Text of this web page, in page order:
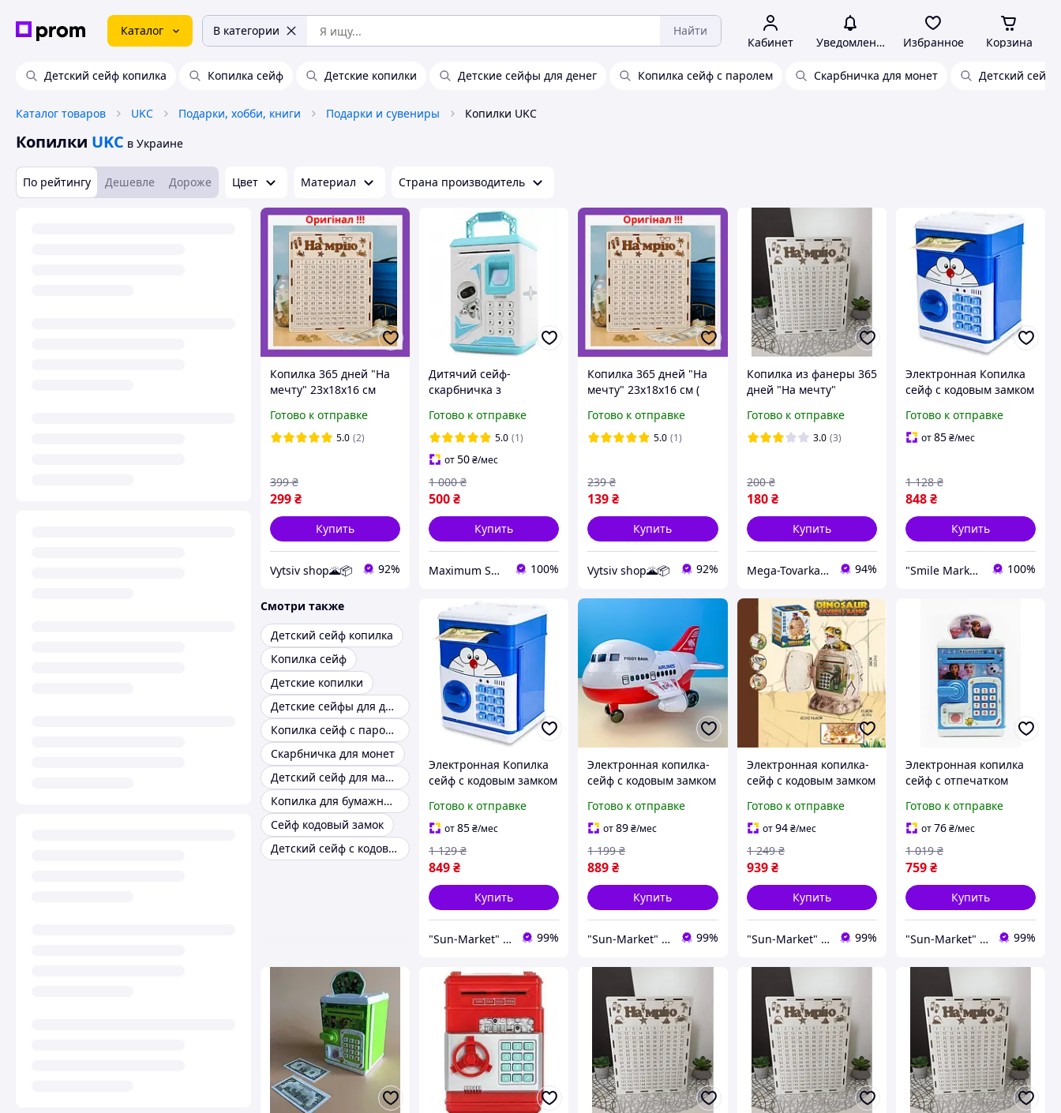
Каталог В категории Найти
Кабинет Уведомления Избранное Корзина
Детский сейф копилка Копилка сейф Детские копилки Детские сейфы для денег Копилка сейф с паролем Скарбничка для монет Детский сейф
Каталог товаров UKC Подарки, хобби, книги Подарки и сувениры Копилки UKC
Копилки UKC в Украине
По рейтингу Дешевле Дороже Цвет Материал Страна производитель
Копилка 365 дней "На
мечту" 23х18х16 см
Готово к отправке
5.0 (2)
299₴
399 ₴
Купить
Vytsiv shop🌋📦 92%
Дитячий сейф-
скарбничка з
кодовим замком ROBOT
BODYGUARD Блакитний
Готово к отправке
5.0 (1)
от50₴/мес
500₴
1 000 ₴
Купить
Maximum Shopping 100%
Копилка 365 дней "На
мечту" 23х18х16 см (
кути або злізла краска)
Готово к отправке
5.0 (1)
139₴
239 ₴
Купить
Vytsiv shop🌋📦 92%
Копилка из фанеры 365
дней "На мечту"
Готово к отправке
3.0 (3)
180 ₴
200 ₴
Купить
Mega-Tovarka📦💙💛 94%
Электронная Копилка
сейф с кодовым замком
Синий кот
Готово к отправке
от85₴/мес
848₴
1 128 ₴
Купить
"Smile Market" интернет-магазин 100%
Смотри также
Детский сейф копилка
Копилка сейф
Детские копилки
Детские сейфы для денег
Копилка сейф с паролем
Скарбничка для монет
Детский сейф для мальчиков
Копилка для бумажных купюр
Сейф кодовый замок
Детский сейф с кодовым замком
Электронная Копилка
сейф с кодовым замком
Синий кот
Готово к отправке
от85₴/мес
849₴
1 129 ₴
Купить
"Sun-Market" интернет-магазин 99%
Электронная копилка-
сейф с кодовым замком
самолет "Aircraft" 6688-
33, красный
Готово к отправке
от89₴/мес
889₴
1 199 ₴
Купить
"Sun-Market" интернет-магазин 99%
Электронная копилка-
сейф с кодовым замком
"Яйцо динозавра" DSM-
6888, желтый
Готово к отправке
от94 ₴/мес
939 ₴
1 249 ₴
Купить
"Sun-Market" интернет-магазин 99%
Электронная копилка
сейф с отпечатком
замком Money Safe WF-
3002 "Frozen", синяя
Готово к отправке
от76₴/мес
759₴
1 019 ₴
Купить
"Sun-Market" интернет-магазин 99%